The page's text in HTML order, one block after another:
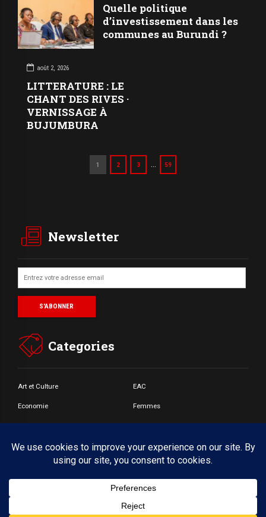
Quelle politique
d’investissement dans les
communes au Burundi ?
août 2, 2026
LITTERATURE : LE
CHANT DES RIVES ·
VERNISSAGE À
BUJUMBURA
1 2 3 … 59
Newsletter
Categories
Art et Culture EAC
Economie Femmes
Jeunes Santé
Societé
© Copyright by BoldThemes 2017. All rights reserved.